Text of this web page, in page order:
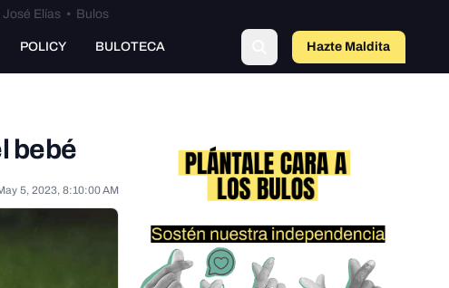
José Elías • Bulos
POLICY BULOTECA Hazte Maldita
bebé
5, 2023, 8:10:00 AM